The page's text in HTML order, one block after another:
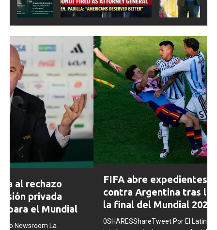
ious
FIFA abre expedientes disciplinarios
contra Argentina tras los incidentes en
la final del Mundial 2026
0SHARESShareTweet Por El Latino Newsroom La FIFA
Prev
ious